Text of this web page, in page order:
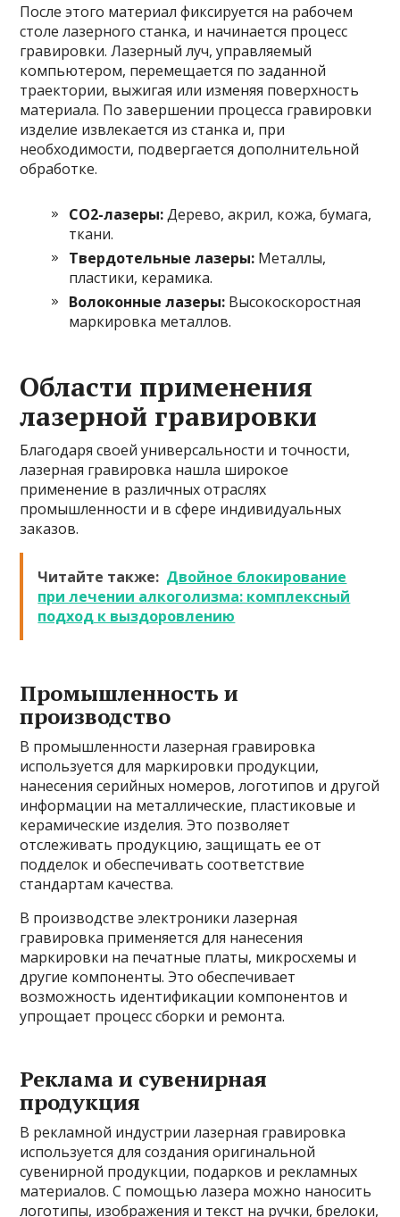
После этого материал фиксируется на рабочем
столе лазерного станка, и начинается процесс
гравировки. Лазерный луч, управляемый
компьютером, перемещается по заданной
траектории, выжигая или изменяя поверхность
материала. По завершении процесса гравировки
изделие извлекается из станка и, при
необходимости, подвергается дополнительной
обработке.
CO2-лазеры:Дерево, акрил, кожа, бумага,
ткани.
Твердотельные лазеры: Металлы,
пластики, керамика.
Волоконные лазеры: Высокоскоростная
маркировка металлов.
Области применения
лазерной гравировки
Благодаря своей универсальности и точности,
лазерная гравировка нашла широкое
применение в различных отраслях
промышленности и в сфере индивидуальных
заказов.
Читайте также: Двойное блокирование
при лечении алкоголизма: комплексный
подход к выздоровлению
Промышленность и
производство
В промышленности лазерная гравировка
используется для маркировки продукции,
нанесения серийных номеров, логотипов и другой
информации на металлические, пластиковые и
керамические изделия. Это позволяет
отслеживать продукцию, защищать ее от
подделок и обеспечивать соответствие
стандартам качества.
В производстве электроники лазерная
гравировка применяется для нанесения
маркировки на печатные платы, микросхемы и
другие компоненты. Это обеспечивает
возможность идентификации компонентов и
упрощает процесс сборки и ремонта.
Реклама и сувенирная
продукция
В рекламной индустрии лазерная гравировка
используется для создания оригинальной
сувенирной продукции, подарков и рекламных
материалов. С помощью лазера можно наносить
логотипы, изображения и текст на ручки, брелоки,